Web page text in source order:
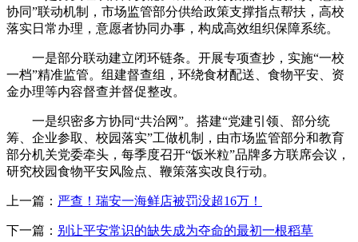
协同”联动机制，市场监管部分供给政策支撑指点帮扶，高校
落实日常办理，意愿者协同办事，构成高效组织保障系统。
一是部分联动建立闭环链条。开展专项查抄，实施“一校
一档”精准监管。组建督查组，环绕食材配送、食物平安、资
金办理等内容督查并督促整改。
一是织密多方协同“共治网”。搭建“党建引领、部分统
筹、企业参取、校园落实”工做机制，由市场监管部分和教育
部分机关党委牵头，每季度召开“饭米粒”品牌多方联席会议，
研究校园食物平安风险点、鞭策落实改良行动。
上一篇： 严查！瑞安一海鲜店被罚没超16万！
下一篇： 别让平安常识的缺失成为夺命的最初一根稻草